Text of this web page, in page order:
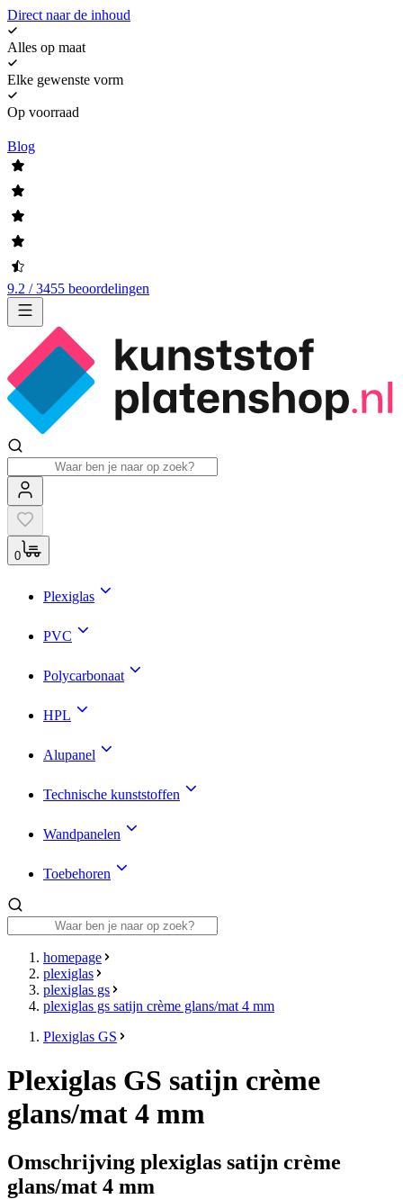
Direct naar de inhoud
Alles op maat
Elke gewenste vorm
Op voorraad
Blog
9.2 / 3455 beoordelingen
0
Plexiglas
PVC
Polycarbonaat
HPL
Alupanel
Technische kunststoffen
Wandpanelen
Toebehoren
homepage
plexiglas
plexiglas gs
plexiglas gs satijn crème glans/mat 4 mm
Plexiglas GS
Plexiglas GS satijn crème
glans/mat 4 mm
Omschrijving plexiglas satijn crème
glans/mat 4 mm